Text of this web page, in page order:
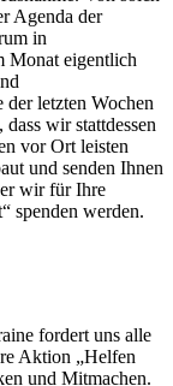
Agenda der
in
Monat eigentlich
letzten Wochen
wir stattdessen
vor Ort leisten
und senden Ihnen
wir für Ihre
spenden werden.
fordert uns alle
Aktion „Helfen
und Mitmachen.